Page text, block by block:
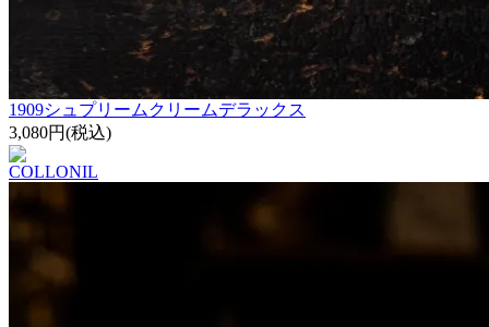
1909シュプリームクリームデラックス
3,080円(税込)
COLLONIL